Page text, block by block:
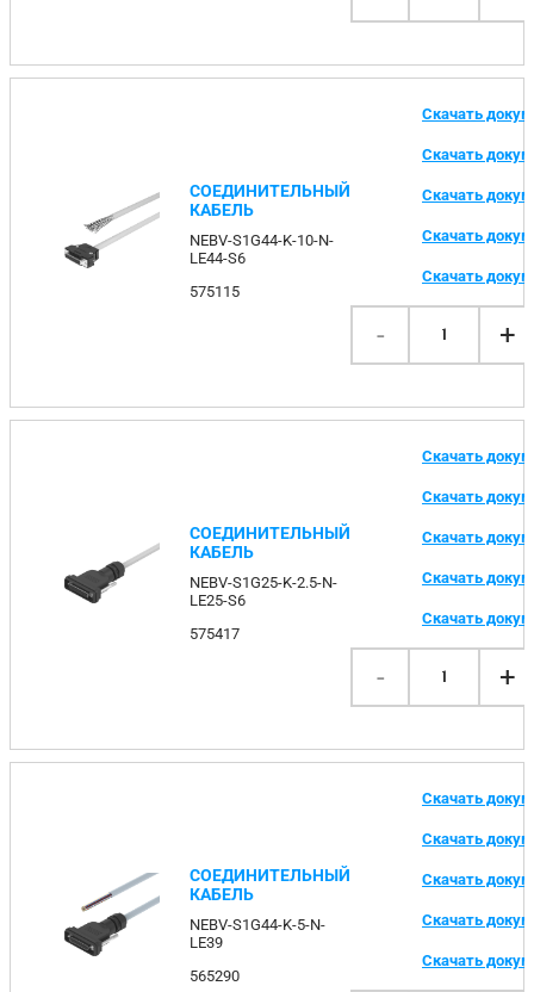
СОЕДИНИТЕЛЬНЫЙ
КАБЕЛЬ
NEBV-S1G44-K-10-N-
LE44-S6
575115
Скачать
Скачать
Скачать
Скачать
Скачать
- 1 +
СОЕДИНИТЕЛЬНЫЙ
КАБЕЛЬ
NEBV-S1G25-K-2.5-N-
LE25-S6
575417
Скачать
Скачать
Скачать
Скачать
Скачать
- 1 +
СОЕДИНИТЕЛЬНЫЙ
КАБЕЛЬ
NEBV-S1G44-K-5-N-
LE39
565290
Скачать
Скачать
Скачать
Скачать
Скачать